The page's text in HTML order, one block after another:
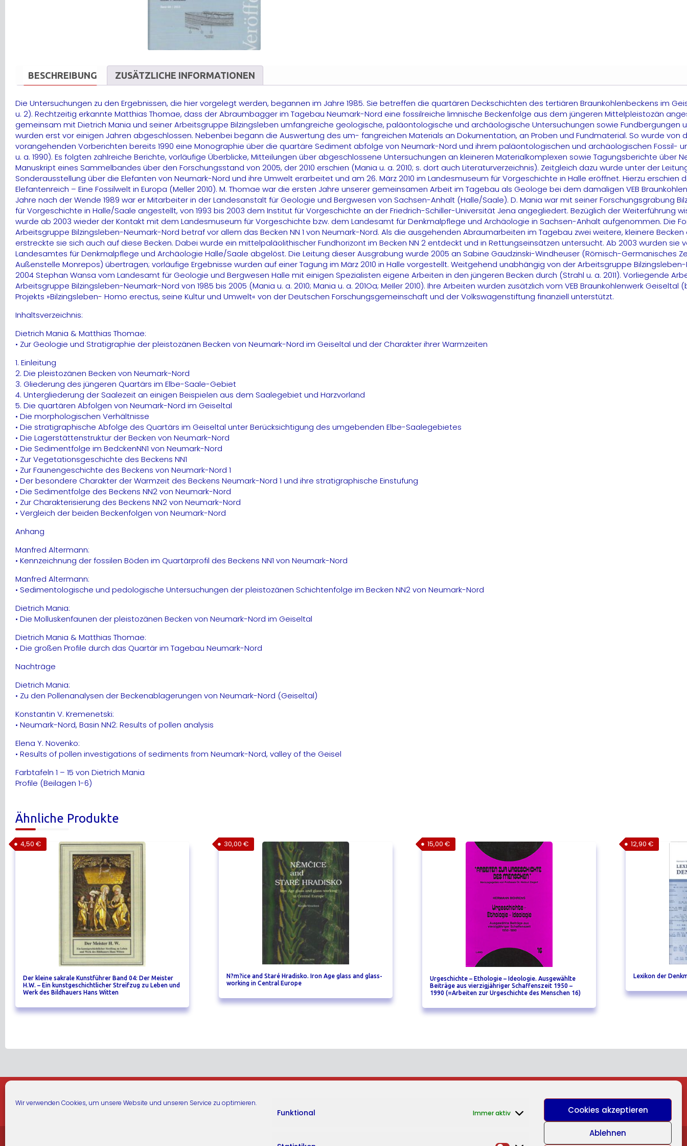
Wir verwenden Cookies, um unsere Website und unseren Service zu optimieren.
Funktional Immer aktiv Cookies akzeptieren
Ablehnen
BESCHREIBUNG ZUSÄTZLICHE INFORMATIONEN
Die Untersuchungen zu den Ergebnissen, die hier vorgelegt werden, begannen im Jahre 1985. Sie betreffen die quartären Deckschichten des tertiären Braunkohlenbeckens im
u. 2). Rechtzeitig erkannte Matthias Thomae, dass der Abraumbagger im Tagebau Neumark-Nord eine fossilreiche limnische Beckenfolge aus dem jüngeren Mittelpleistozän
gemeinsam mit Dietrich Mania und seiner Arbeitsgruppe Bilzingsleben umfangreiche geologische, paläontologische und archäologische Untersuchungen sowie Fundbergungen
wurden erst vor einigen Jahren abgeschlossen. Nebenbei begann die Auswertung des um- fangreichen Materials an Dokumentation, an Proben und Fundmaterial. So wurde von
vorangehenden Vorberichten bereits 1990 eine Monographie über die quartäre Sediment abfolge von Neumark-Nord und ihrem paläontologischen und archäologischen Fossil-
u. a. 1990). Es folgten zahlreiche Berichte, vorläufige Überblicke, Mitteilungen über abgeschlossene Untersuchungen an kleineren Materialkomplexen sowie Tagungsberichte über
Manuskript eines Sammelbandes über den Forschungsstand von 2005, der 2010 erschien (Mania u. a. 2010; s. dort auch Literaturverzeichnis). Zeitgleich dazu wurde unter der
Sonderausstellung über die Elefanten von Neumark-Nord und ihre Umwelt erarbeitet und am 26. März 2010 im Landesmuseum für Vorgeschichte in Halle eröffnet. Hierzu erschien
Elefantenreich – Eine Fossilwelt in Europa (Meller 2010). M. Thomae war die ersten Jahre unserer gemeinsamen Arbeit im Tagebau als Geologe bei dem damaligen VEB
Jahre nach der Wende 1989 war er Mitarbeiter in der Landesanstalt für Geologie und Bergwesen von Sachsen-Anhalt (Halle/Saale). D. Mania war mit seiner Forschungsgrabung
für Vorgeschichte in Halle/Saale angestellt, von 1993 bis 2003 dem Institut für Vorgeschichte an der Friedrich-Schiller-Universität Jena angegliedert. Bezüglich der Weiterführung
wurde ab 2003 wieder der Kontakt mit dem Landesmuseum für Vorgeschichte bzw. dem Landesamt für Denkmalpflege und Archäologie in Sachsen-Anhalt aufgenommen. Die
Arbeitsgruppe Bilzingsleben-Neumark-Nord betraf vor allem das Becken NN 1 von Neumark-Nord. Als die ausgehenden Abraumarbeiten im Tagebau zwei weitere, kleinere Becken
erstreckte sie sich auch auf diese Becken. Dabei wurde ein mittelpaläolithischer Fundhorizont im Becken NN 2 entdeckt und in Rettungseinsätzen untersucht. Ab 2003 wurden sie
Landesamtes für Denkmalpflege und Archäologie Halle/Saale abgelöst. Die Leitung dieser Ausgrabung wurde 2005 an Sabine Gaudzinski-Windheuser (Römisch-Germanisches
Außenstelle Monrepos) übertragen; vorläufige Ergebnisse wurden auf einer Tagung im März 2010 in Halle vorgestellt. Weitgehend unabhängig von der Arbeitsgruppe
2004 Stephan Wansa vom Landesamt für Geologie und Bergwesen Halle mit einigen Spezialisten eigene Arbeiten in den jüngeren Becken durch (Strahl u. a. 2011). Vorliegende
Arbeitsgruppe Bilzingsleben-Neumark-Nord von 1985 bis 2005 (Mania u. a. 2010; Mania u. a. 201Oa; MeIler 2010). Ihre Arbeiten wurden zusätzlich vom VEB Braunkohlenwerk Geiseltal
Projekts »Bilzingsleben- Homo erectus, seine Kultur und Umwelt« von der Deutschen Forschungsgemeinschaft und der Volkswagenstiftung finanziell unterstützt.
Inhaltsverzeichnis:
Dietrich Mania & Matthias Thomae:
• Zur Geologie und Stratigraphie der pleistozänen Becken von Neumark-Nord im Geiseltal und der Charakter ihrer Warmzeiten
1. Einleitung
2. Die pleistozänen Becken von Neumark-Nord
3. Gliederung des jüngeren Quartärs im Elbe-Saale-Gebiet
4. Untergliederung der Saalezeit an einigen Beispielen aus dem Saalegebiet und Harzvorland
5. Die quartären Abfolgen von Neumark-Nord im Geiseltal
• Die morphologischen Verhältnisse
• Die stratigraphische Abfolge des Quartärs im Geiseltal unter Berücksichtigung des umgebenden Elbe-Saalegebietes
• Die Lagerstättenstruktur der Becken von Neumark-Nord
• Die Sedimentfolge im BedckenNN1 von Neumark-Nord
• Zur Vegetationsgeschichte des Beckens NN1
• Zur Faunengeschichte des Beckens von Neumark-Nord 1
• Der besondere Charakter der Warmzeit des Beckens Neumark-Nord 1 und ihre stratigraphische Einstufung
• Die Sedimentfolge des Beckens NN2 von Neumark-Nord
• Zur Charakterisierung des Beckens NN2 von Neumark-Nord
• Vergleich der beiden Beckenfolgen von Neumark-Nord
Anhang
Manfred Altermann:
• Kennzeichnung der fossilen Böden im Quartärprofil des Beckens NN1 von Neumark-Nord
Manfred Altermann:
• Sedimentologische und pedologische Untersuchungen der pleistozänen Schichtenfolge im Becken NN2 von Neumark-Nord
Dietrich Mania:
• Die Molluskenfaunen der pleistozänen Becken von Neumark-Nord im Geiseltal
Dietrich Mania & Matthias Thomae:
• Die großen Profile durch das Quartär im Tagebau Neumark-Nord
Nachträge
Dietrich Mania:
• Zu den Pollenanalysen der Beckenablagerungen von Neumark-Nord (Geiseltal)
Konstantin V. Kremenetski:
• Neumark-Nord, Basin NN2: Results of pollen analysis
Elena Y. Novenko:
• Results of pollen investigations of sediments from Neumark-Nord, valley of the Geisel
Farbtafeln 1 – 15 von Dietrich Mania
Profile (Beilagen 1-6)
Ähnliche Produkte
Der kleine sakrale Kunstführer Band 04: Der Meister
H.W. – Ein kunstgeschichtlicher Streifzug zu Leben und
Werk des Bildhauers Hans Witten
4,50 €
N?m?ice and Staré Hradisko. Iron Age glass and glass-
working in Central Europe
30,00€
Urgeschichte – Ethologie – Ideologie. Ausgewählte
Beiträge aus vierzigjähriger Schaffenszeit 1950 –
1990 (=Arbeiten zur Urgeschichte des Menschen 16)
15,00€
Lexikon der
12,90€